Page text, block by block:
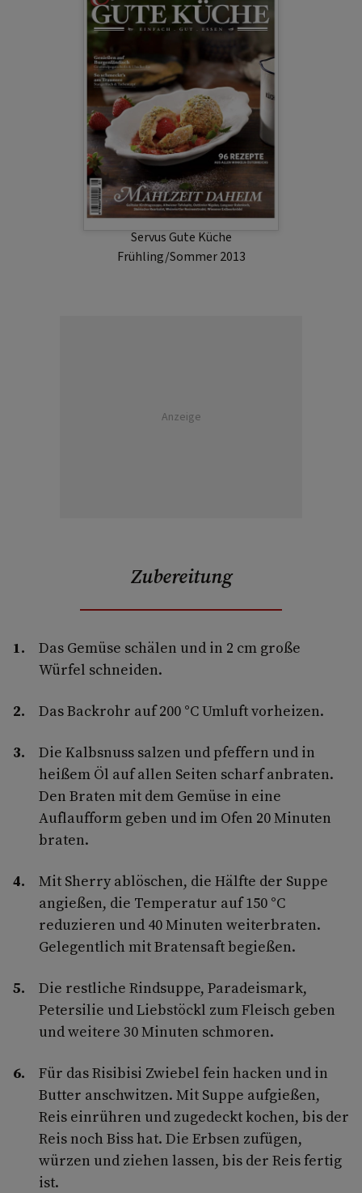
Servus Gute Küche
Frühling/Sommer 2013
Anzeige
Zubereitung
Das Gemüse schälen und in 2 cm große
Würfel schneiden.
Das Backrohr auf 200 °C Umluft vorheizen.
Die Kalbsnuss salzen und pfeffern und in
heißem Öl auf allen Seiten scharf anbraten.
Den Braten mit dem Gemüse in eine
Auflaufform geben und im Ofen 20 Minuten
braten.
Mit Sherry ablöschen, die Hälfte der Suppe
angießen, die Temperatur auf 150 °C
reduzieren und 40 Minuten weiterbraten.
Gelegentlich mit Bratensaft begießen.
Die restliche Rindsuppe, Paradeismark,
Petersilie und Liebstöckl zum Fleisch geben
und weitere 30 Minuten schmoren.
Für das Risibisi Zwiebel fein hacken und in
Butter anschwitzen. Mit Suppe aufgießen,
Reis einrühren und zugedeckt kochen, bis der
Reis noch Biss hat. Die Erbsen zufügen,
würzen und ziehen lassen, bis der Reis fertig
ist.